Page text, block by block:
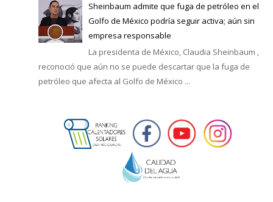
Sheinbaum admite que fuga de petróleo en el
Golfo de México podría seguir activa; aún sin
empresa responsable
La presidenta de México, Claudia Sheinbaum ,
reconoció que aún no se puede descartar que la fuga de
petróleo que afecta al Golfo de México ...